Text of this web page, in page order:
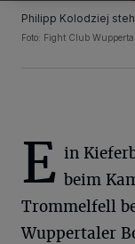
Philipp Kolodziej
Foto: Fight Club Wuppertal
E in
beim
Trommelfell
Wuppertaler